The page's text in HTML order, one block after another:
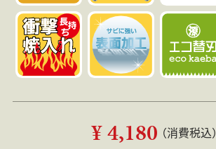
¥ 4,180（消費税込）